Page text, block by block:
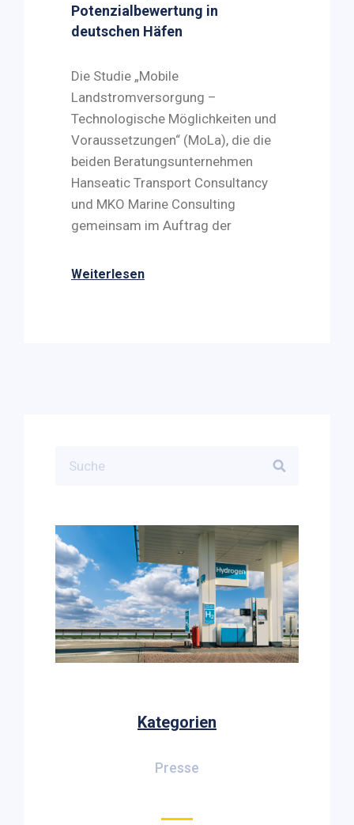
Potenzialbewertung in
deutschen Häfen
Die Studie „Mobile
Landstromversorgung –
Technologische Möglichkeiten und
Voraussetzungen“ (MoLa), die die
beiden Beratungsunternehmen
Hanseatic Transport Consultancy
und MKO Marine Consulting
gemeinsam im Auftrag der
Weiterlesen
Kategorien
Presse